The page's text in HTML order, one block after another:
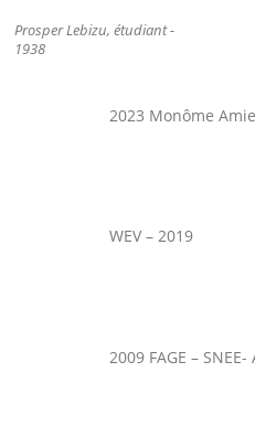
Prosper Lebizu, étudiant -
1938
2023 Monôme
WEV – 2019
2009 FAGE –